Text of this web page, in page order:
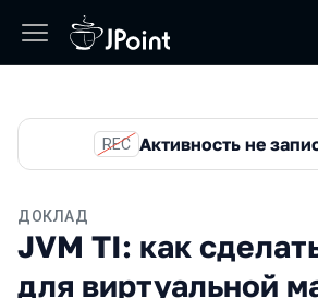
REC Активность не
ДОКЛАД
JVM TI: как
для виртуальной